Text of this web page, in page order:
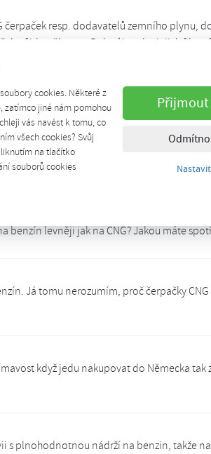
cookies. Některé z
zatímco jiné nám pomohou
vás navést k tomu, co
všech cookies? Svůj
na tlačítko
souborů cookies
Přijmout
Nastavit
resp. dodavatelů zemního plynu,
půjde někam ... Pokuď je toho jejich
dražší než dříve, avšak přesto: 1 kg CNG =
zvratu pro benzin je cena 27,14 Kč/litr
ekonomicky musel mít cenu kolem 27 Kč/l
jako dříve ...
benzín levněji jak na CNG? Jakou máte
Já tomu nerozumím, proč čerpačky
když jedu nakupovat do Německa tak
s plnohodnotnou nádrží na benzin, takže na